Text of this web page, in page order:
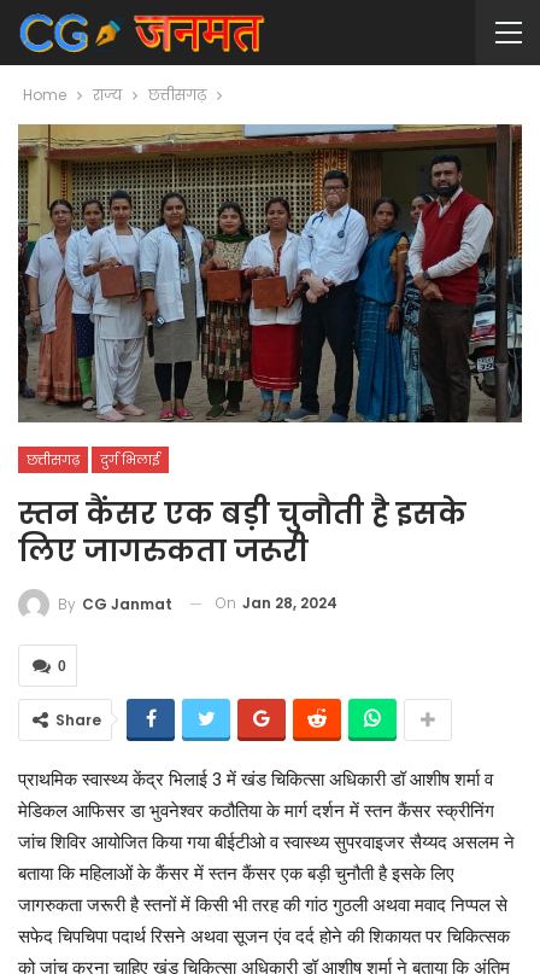
Home राज्य छत्तीसगढ़
छत्तीसगढ़ दुर्ग भिलाई
स्तन कैंसर एक बड़ी चुनौती है इसके
लिए जागरुकता जरूरी
By CG Janmat On Jan 28, 2024
0
Share
प्राथमिक स्वास्थ्य केंद्र भिलाई 3 में खंड चिकित्सा अधिकारी डॉ आशीष शर्मा व
मेडिकल आफिसर डा भुवनेश्वर कठौतिया के मार्ग दर्शन में स्तन कैंसर स्क्रीनिंग
जांच शिविर आयोजित किया गया बीईटीओ व स्वास्थ्य सुपरवाइजर सैय्यद असलम ने
बताया कि महिलाओं के कैंसर में स्तन कैंसर एक बड़ी चुनौती है इसके लिए
जागरुकता जरूरी है स्तनों में किसी भी तरह की गांठ गुठली अथवा मवाद निप्पल से
सफेद चिपचिपा पदार्थ रिसने अथवा सूजन एंव दर्द होने की शिकायत पर चिकित्सक
को जांच करना चाहिए खंड चिकित्सा अधिकारी डॉ आशीष शर्मा ने बताया कि अंतिम